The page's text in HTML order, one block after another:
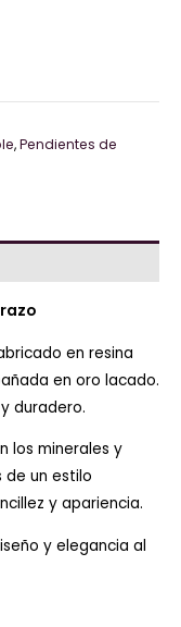
,Pendientes de
en resina
en oro lacado.
duradero.
los minerales y
de un estilo
y apariencia.
y elegancia al